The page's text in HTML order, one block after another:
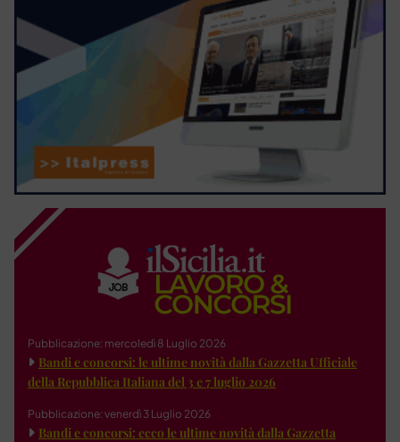
Pubblicazione: mercoledì 8 Luglio 2026
Bandi e concorsi: le ultime novità dalla Gazzetta Ufficiale
della Repubblica Italiana del 3 e 7 luglio 2026
Pubblicazione: venerdì 3 Luglio 2026
Bandi e concorsi: ecco le ultime novità dalla Gazzetta